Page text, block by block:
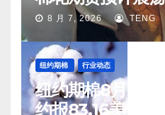
8 月 7, 2026 TENG
纽约期棉 行业动态
纽约期棉8月6日(
约报83.16美分/磅